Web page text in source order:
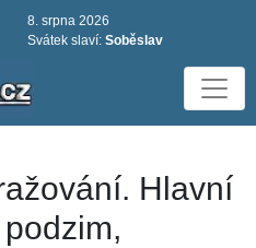
8. srpna 2026
Svátek slaví: Soběslav
Hlavní